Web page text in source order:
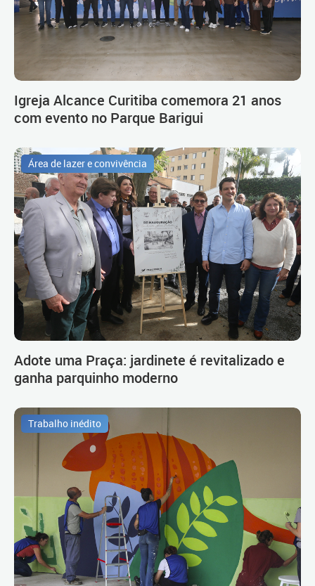
Igreja Alcance Curitiba comemora 21 anos
com evento no Parque Barigui
Área de lazer e convivência
Adote uma Praça: jardinete é revitalizado e
ganha parquinho moderno
Trabalho inédito